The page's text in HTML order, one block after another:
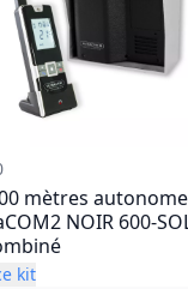
mètres
NOIR 600-
kit